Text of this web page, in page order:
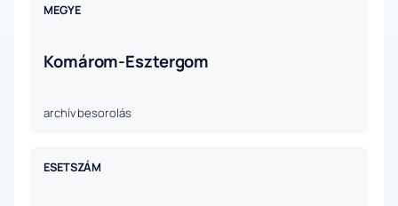
MEGYE
Komárom-Esztergom
archív besorolás
ESETSZÁM